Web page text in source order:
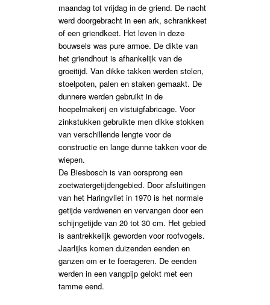
maandag tot vrijdag in de griend. De nacht
werd doorgebracht in een ark, schrankkeet
of een griendkeet. Het leven in deze
bouwsels was pure armoe. De dikte van
het griendhout is afhankelijk van de
groeitijd. Van dikke takken werden stelen,
stoelpoten, palen en staken gemaakt. De
dunnere werden gebruikt in de
hoepelmakerij en vistuigfabricage. Voor
zinkstukken gebruikte men dikke stokken
van verschillende lengte voor de
constructie en lange dunne takken voor de
wiepen.
De Biesbosch is van oorsprong een
zoetwatergetijdengebied. Door afsluitingen
van het Haringvliet in 1970 is het normale
getijde verdwenen en vervangen door een
schijngetijde van 20 tot 30 cm. Het gebied
is aantrekkelijk geworden voor roofvogels.
Jaarlijks komen duizenden eenden en
ganzen om er te foerageren. De eenden
werden in een vangpijp gelokt met een
tamme eend.